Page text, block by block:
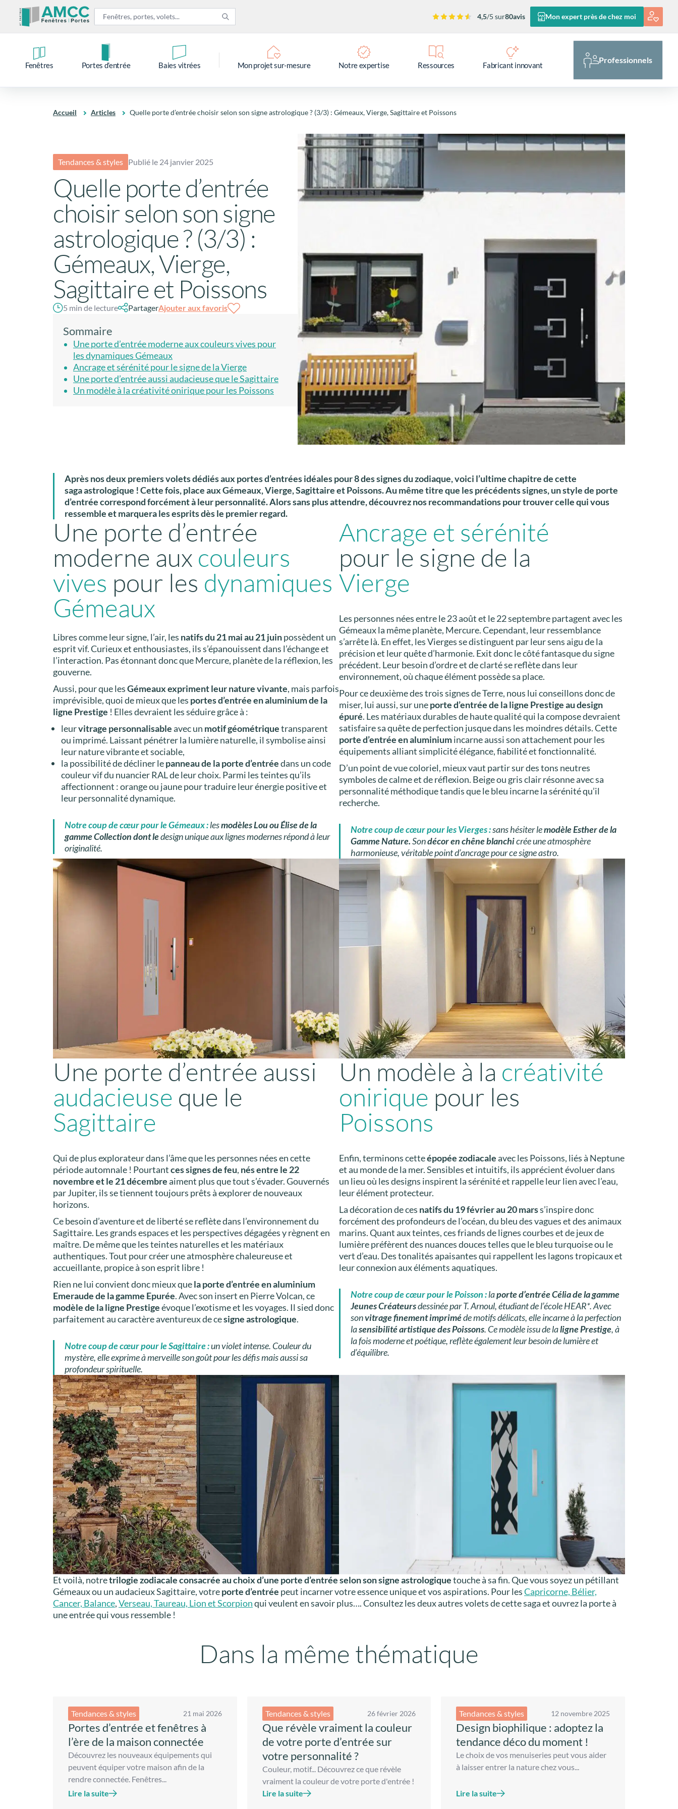
4,5/5 sur80avis Mon expert près de chez moi
Fenêtres Portes d’entrée Baies vitrées Mon projet sur-mesure Notre expertise Ressources Fabricant innovant
Professionnels
Accueil Articles Quelle porte d’entrée choisir selon son signe astrologique ? (3/3) : Gémeaux, Vierge, Sagittaire et Poissons
Tendances & styles Publié le 24 janvier 2025
Quelle porte d’entrée
choisir selon son signe
astrologique ? (3/3) :
Gémeaux, Vierge,
Sagittaire et Poissons
5 min de lecture PartagerAjouter aux favoris
Sommaire
Une porte d’entrée moderne aux couleurs vives pour
les dynamiques Gémeaux
Ancrage et sérénité pour le signe de la Vierge
Une porte d’entrée aussi audacieuse que le Sagittaire
Un modèle à la créativité onirique pour les Poissons
Après nos deux premiers volets dédiés aux portes d’entrées idéales pour 8 des signes du zodiaque, voici l’ultime chapitre de cette
saga astrologique ! Cette fois, place aux Gémeaux, Vierge, Sagittaire et Poissons. Au même titre que les précédents signes, un style de porte
d’entrée correspond forcément à leur personnalité. Alors sans plus attendre, découvrez nos recommandations pour trouver celle qui vous
ressemble et marquera les esprits dès le premier regard.
Une porte d’entrée
moderne aux couleurs
vives pour les dynamiques
Gémeaux
Libres comme leur signe, l’air, les natifs du 21 mai au 21 juinpossèdent un
esprit vif. Curieux et enthousiastes, ils s’épanouissent dans l’échange et
l’interaction. Pas étonnant donc que Mercure, planète de la réflexion, les
gouverne.
Aussi, pour que lesGémeaux expriment leur nature vivante, mais parfois
imprévisible, quoi de mieux que les portes d’entrée en aluminium de la
ligne Prestige ! Elles devraient les séduire grâce à :
leurvitrage personnalisableavec un motif géométriquetransparent
ou imprimé. Laissant pénétrer la lumière naturelle, il symbolise ainsi
leur nature vibrante et sociable,
la possibilité de décliner lepanneau de la porte d’entréedans uncode
couleur vif du nuancier RALde leur choix. Parmi les teintes qu’ils
affectionnent : orange ou jaune pour traduire leur énergie positive et
leur personnalité dynamique.
Notre coup de cœur pour le Gémeaux:lesmodèles Lou ou Élise de la
gamme Collection dont ledesign unique aux lignes modernes répond à leur
originalité.
Ancrage et sérénité
pour le signe de la
Vierge
Les personnes nées entre le 23 août et le 22 septembre partagent avec les
Gémeaux la même planète, Mercure. Cependant, leur ressemblance
s’arrête là. En effet, les Vierges se distinguent par leur sens aigu de la
précision et leur quête d’harmonie. Exit donc le côté fantasque du signe
précédent. Leur besoin d’ordre et de clarté se reflète dans leur
environnement, où chaque élément possède sa place.
Pour ce deuxième des trois signes de Terre, nous lui conseillons donc de
miser, lui aussi, sur uneporte d’entrée de la ligne Prestigeau design
épuré. Les matériaux durables de haute qualité qui la compose devraient
satisfaire sa quête de perfection jusque dans les moindres détails. Cette
porte d’entrée en aluminiumincarne aussi son attachement pour les
équipements alliant simplicité élégance, fiabilité et fonctionnalité.
D’un point de vue coloriel, mieux vaut partir sur des tons neutres
symboles de calme et de réflexion. Beige ou gris clair résonne avec sa
personnalité méthodique tandis que le bleu incarne la sérénité qu’il
recherche.
Notre coup de cœur pour les Vierges:sans hésiter lemodèle Esther de la
Gamme Nature.Sondécor en chêne blanchicrée une atmosphère
harmonieuse, véritable point d’ancrage pour ce signe astro.
Une porte d’entrée aussi
audacieuse que le
Sagittaire
Qui de plus explorateur dans l’âme que les personnes nées en cette
période automnale ! Pourtantcessignes de feu, nés entre le 22
novembre et le 21 décembreaiment plus que tout s’évader. Gouvernés
par Jupiter, ils se tiennent toujours prêts à explorer de nouveaux
horizons.
Ce besoin d’aventure et de liberté se reflète dans l’environnement du
Sagittaire. Les grands espaces et les perspectives dégagées y règnent en
maître. De même que les teintes naturelles et les matériaux
authentiques. Tout pour créer une atmosphère chaleureuse et
accueillante, propice à son esprit libre !
Rien ne lui convient donc mieux quela porte d’entrée en aluminium
Emeraude de la gamme Epurée. Avec son insert en Pierre Volcan, ce
modèle de la ligne Prestigeévoque l’exotisme et les voyages. Il sied donc
parfaitement au caractère aventureux de cesigne astrologique.
Notre coup de cœur pour le Sagittaire:un violet intense. Couleur du
mystère, elle exprime à merveille son goût pour les défis mais aussi sa
profondeur spirituelle.
Un modèle à la créativité
onirique pour les
Poissons
Enfin, terminons cetteépopée zodiacaleavec les Poissons, liés à Neptune
et au monde de la mer. Sensibles et intuitifs, ils apprécient évoluer dans
un lieu où les designs inspirent la sérénité et rappelle leur lien avec l’eau,
leur élément protecteur.
La décoration de ces natifs du 19 février au 20 marss’inspire donc
forcément des profondeurs de l’océan, du bleu des vagues et des animaux
marins. Quant aux teintes, ces friands de lignes courbes et de jeux de
lumière préfèrent des nuances douces telles que le bleu turquoise ou le
vert d’eau. Des tonalités apaisantes qui rappellent les lagons tropicaux et
leur connexion aux éléments aquatiques.
Notre coup de cœur pour le Poisson :laporte d’entrée Célia de la gamme
Jeunes Créateursdessinée par T. Arnoul, étudiant de l’école HEAR*. Avec
sonvitrage finement impriméde motifs délicats, elle incarne à la perfection
lasensibilité artistique des Poissons. Ce modèle issu de laligne Prestige, à
la fois moderne et poétique, reflète également leur besoin de lumière et
d’équilibre.
Et voilà, notretrilogie zodiacale consacrée au choix d’une porte d’entrée selon son signe astrologiquetouche à sa fin. Que vous soyez un pétillant
Gémeaux ou un audacieux Sagittaire, votreporte d’entrée peut incarner votre essence unique et vos aspirations. Pour lesCapricorne, Bélier,
Cancer, Balance,Verseau, Taureau, Lion et Scorpionqui veulent en savoir plus…. Consultez les deux autres volets de cette saga et ouvrez la porte à
une entrée qui vous ressemble !
Dans la même thématique
Tendances & styles 21 mai 2026
Portes d’entrée et fenêtres à
l’ère de la maison connectée
Découvrez les nouveaux équipements qui
peuvent équiper votre maison afin de la
rendre connectée. Fenêtres...
Lire la suite
Tendances & styles 26 février 2026
Que révèle vraiment la couleur
de votre porte d’entrée sur
votre personnalité ?
Couleur, motif... Découvrez ce que révèle
vraiment la couleur de votre porte d'entrée !
Lire la suite
Tendances & styles 12 novembre 2025
Design biophilique : adoptez la
tendance déco du moment !
Le choix de vos menuiseries peut vous aider
à laisser entrer la nature chez vous...
Lire la suite